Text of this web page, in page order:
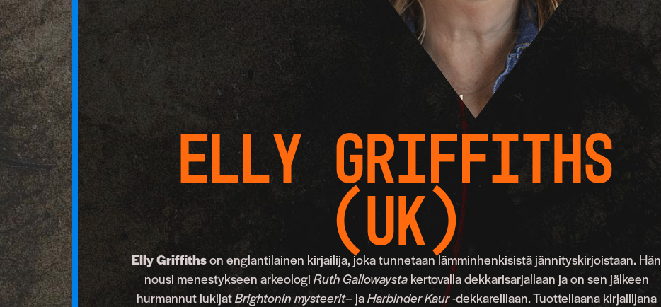
Elly Griffiths
(UK)
Elly Griffiths on englantilainen kirjailija, joka tunnetaan lämminhenkisistä jännityskirjoistaan. Hän
nousi menestykseen arkeologi Ruth Gallowaystakertovalla dekkarisarjallaan ja on sen jälkeen
hurmannut lukijat Brightonin mysteerit– ja Harbinder Kaur-dekkareillaan. Tuotteliaana kirjailijana